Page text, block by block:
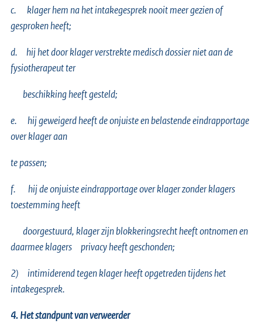
c. klager hem na het intakegesprek nooit meer gezien of
gesproken heeft;
d. hij het door klager verstrekte medisch dossier niet aan de
fysiotherapeut ter
beschikking heeft gesteld;
e. hij geweigerd heeft de onjuiste en belastende eindrapportage
over klager aan
te passen;
f. hij de onjuiste eindrapportage over klager zonder klagers
toestemming heeft
doorgestuurd, klager zijn blokkeringsrecht heeft ontnomen en
daarmee klagers privacy heeft geschonden;
2) intimiderend tegen klager heeft opgetreden tijdens het
intakegesprek.
4. Het standpunt van verweerder